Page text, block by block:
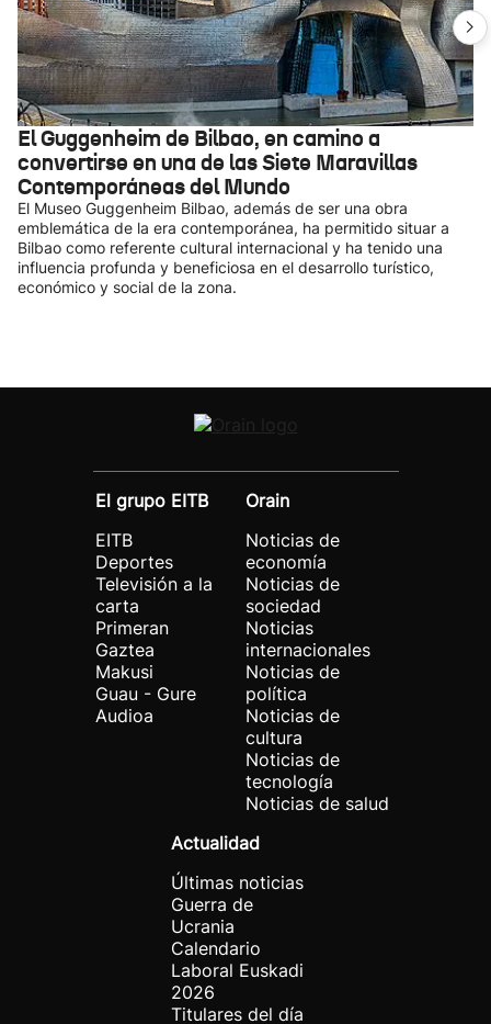
El Guggenheim de Bilbao, en camino a
convertirse en una de las Siete Maravillas
Contemporáneas del Mundo
El Museo Guggenheim Bilbao, además de ser una obra
emblemática de la era contemporánea, ha permitido situar a
Bilbao como referente cultural internacional y ha tenido una
influencia profunda y beneficiosa en el desarrollo turístico,
económico y social de la zona.
El grupo EITB
EITB
Deportes
Televisión a la
carta
Primeran
Gaztea
Makusi
Guau - Gure
Audioa
Orain
Noticias de
economía
Noticias de
sociedad
Noticias
internacionales
Noticias de
política
Noticias de
cultura
Noticias de
tecnología
Noticias de salud
Actualidad
Últimas noticias
Guerra de
Ucrania
Calendario
Laboral Euskadi
2026
Titulares del día